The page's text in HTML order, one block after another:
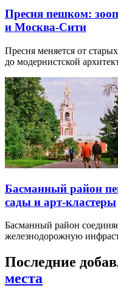
Пресня пешком:
и Москва-Сити
Пресня меняется от
до модернистской
Басманный район
сады и арт-кластеры
Басманный район
железнодорожную
Последние
места